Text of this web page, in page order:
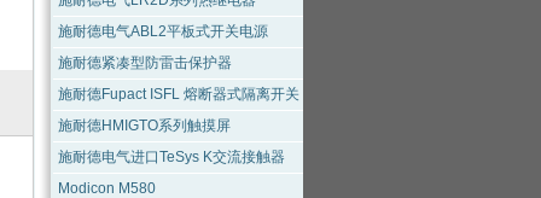
施耐德电气ABL2平板式开关电源
施耐德紧凑型防雷击保护器
施耐德Fupact ISFL 熔断器式隔离开关
施耐德HMIGTO系列触摸屏
施耐德电气进口TeSys K交流接触器
Modicon M580